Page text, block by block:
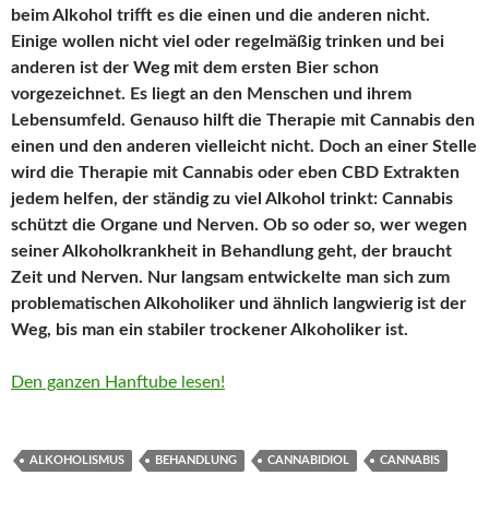
beim Alkohol trifft es die einen und die anderen nicht.
Einige wollen nicht viel oder regelmäßig trinken und bei
anderen ist der Weg mit dem ersten Bier schon
vorgezeichnet. Es liegt an den Menschen und ihrem
Lebensumfeld. Genauso hilft die Therapie mit Cannabis den
einen und den anderen vielleicht nicht. Doch an einer Stelle
wird die Therapie mit Cannabis oder eben CBD Extrakten
jedem helfen, der ständig zu viel Alkohol trinkt: Cannabis
schützt die Organe und Nerven. Ob so oder so, wer wegen
seiner Alkoholkrankheit in Behandlung geht, der braucht
Zeit und Nerven. Nur langsam entwickelte man sich zum
problematischen Alkoholiker und ähnlich langwierig ist der
Weg, bis man ein stabiler trockener Alkoholiker ist.
Den ganzen Hanftube lesen!
ALKOHOLISMUS BEHANDLUNG CANNABIDIOL CANNABIS